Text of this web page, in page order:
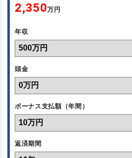
2,350万円
年収
頭金
ボーナス支払額（年間）
返済期間